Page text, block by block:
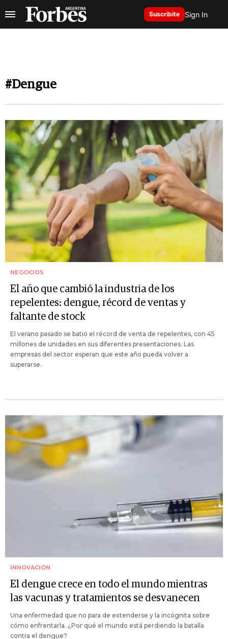
Suscribite Sign In
#Dengue
NEGOCIOS
El año que cambió la industria de los
repelentes: dengue, récord de ventas y
faltante de stock
El verano pasado se batió el récord de venta de repelentes, con 45
millones de unidades en sus diferentes presentaciones. Las
empresas del sector esperan que este año pueda volver a
superarse.
INNOVACIÓN
El dengue crece en todo el mundo mientras
las vacunas y tratamientos se desvanecen
Una enfermedad que no para de extenderse y la incógnita sobre
cómo enfrentarla. ¿Por qué el mundo está perdiendo la batalla
contra el dengue?